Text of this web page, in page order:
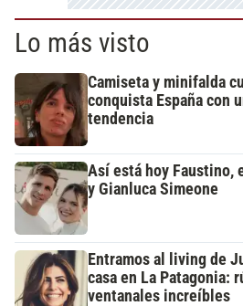
Lo más visto
Camiseta y minifalda
conquista España con
tendencia
Así está hoy Faustino,
y Gianluca Simeone
Entramos al living de
casa en La Patagonia:
ventanales increíbles